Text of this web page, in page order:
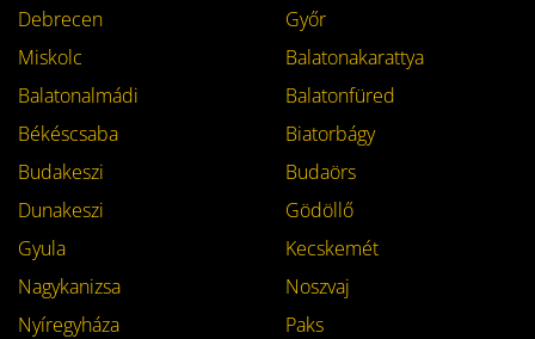
Debrecen
Győr
Miskolc
Balatonakarattya
Balatonalmádi
Balatonfüred
Békéscsaba
Biatorbágy
Budakeszi
Budaörs
Dunakeszi
Gödöllő
Gyula
Kecskemét
Nagykanizsa
Noszvaj
Nyíregyháza
Paks